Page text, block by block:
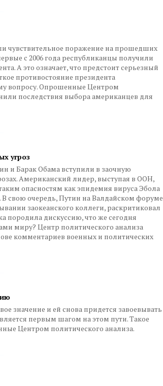
чувствительное поражение на прошедших
с 2006 года республиканцы получили
А это означает, что предстоит серьезный
противостояние президента
вопросу. Опрошенные Центром
последствия выбора американцев для
угроз
и Барак Обама вступили в заочную
Американский лидер, выступая в ООН,
опасностям как эпидемия вируса Эбола
В свою очередь, Путин на Валдайском форуме
заокеанского коллеги, раскритиковал
дискуссию, что же сегодня
миру? Центр политического анализа
комментариев военных и политических
значение и ей снова придется завоевывать
первым шагом на этом пути. Такое
Центром политического анализа.